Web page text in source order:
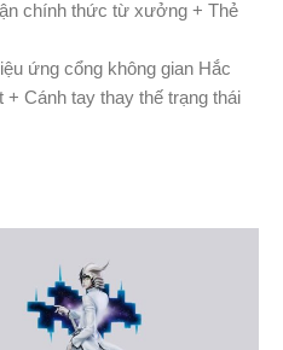
chính thức từ xưởng + Thẻ
ứng cổng không gian Hắc
Cánh tay thay thế trạng thái